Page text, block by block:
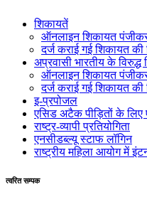
शिकायतें
ऑनलाइन शिकायत
दर्ज कराई गई शिकायत
अप्रवासी भारतीय के विरुद्ध
ऑनलाइन शिकायत
दर्ज कराई गई शिकायत
इ-प्रपोजल
एसिड अटैक पीड़ितों के
राष्ट्र-व्यापी प्रतियोगिता
एनसीडब्ल्यू स्टाफ लॉगिन
राष्ट्रीय महिला आयोग में
त्वरित सम्पक